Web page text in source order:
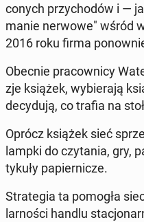
co­nych przy­cho­dów i —
ma­nie nerwowe" wśród
2016 roku firma
Obecnie pra­cow­ni­cy
zje książek, wy­bie­ra­ją
de­cy­du­ją, co trafia na
Oprócz książek sieć
lampki do czy­ta­nia, gry,
ty­ku­ły pa­pier­ni­cze.
Stra­te­gia ta pomogła
lar­no­ści handlu